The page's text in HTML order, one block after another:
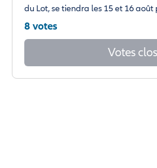
du Lot, se tiendra les 15 et 16
8 votes
Votes clos